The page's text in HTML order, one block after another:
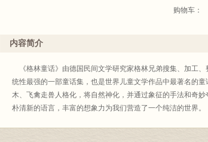
购物车：
内容简介
《格林童话》由德国民间文学研究家格林兄弟搜集、加工
统性最强的一部童话集，也是世界儿童文学作品中最著名的
木、飞禽走兽人格化，将自然神化，并通过象征的手法和奇
朴清新的语言，丰富的想象力为我们营造了一个纯洁的世界。